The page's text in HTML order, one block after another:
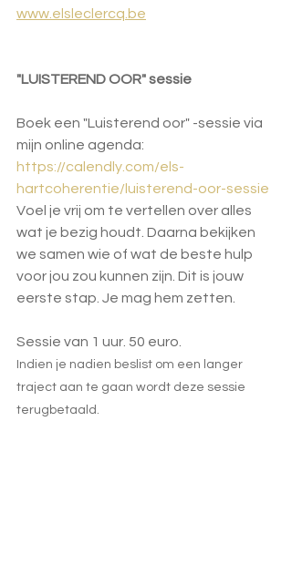
www.elsleclercq.be
"LUISTEREND OOR" sessie
Boek een "Luisterend oor" -sessie via
mijn online agenda:
https://calendly.com/els-
hartcoherentie/luisterend-oor-sessie
Voel je vrij om te vertellen over alles
wat je bezig houdt. Daarna bekijken
we samen wie of wat de beste hulp
voor jou zou kunnen zijn. Dit is jouw
eerste stap. Je mag hem zetten.
Sessie van 1 uur. 50 euro.
Indien je nadien beslist om een langer
traject aan te gaan wordt deze sessie
terugbetaald.